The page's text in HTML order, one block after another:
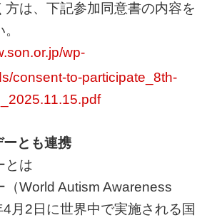
方は、下記参加同意書の内容を
wp-
consent-to-participate_8th-
ーとも連携
とは
（World Autism Awareness
月2日に世界中で実施される国